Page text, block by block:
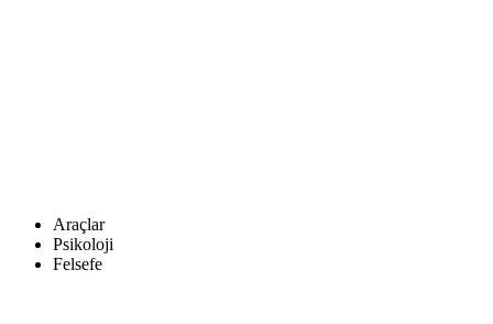
Araçlar
Psikoloji
Felsefe